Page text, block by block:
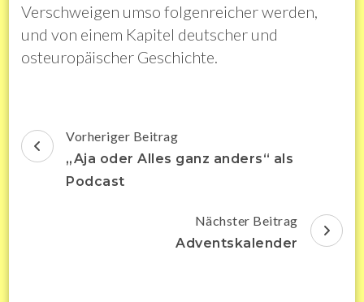
Verschweigen umso folgenreicher werden,
und von einem Kapitel deutscher und
osteuropäischer Geschichte.
Beitragsnavigation
Vorheriger Beitrag
„Aja oder Alles ganz anders“ als
Podcast
Nächster Beitrag
Adventskalender